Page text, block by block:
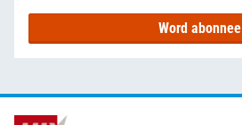
Word abonnee